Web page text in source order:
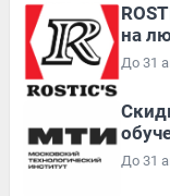
на
До 31
До 31